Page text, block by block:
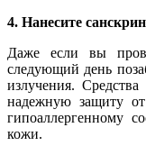
4. Нанесите санскрин
Даже если вы
следующий день
излучения.
надежную защиту от
гипоаллергенному
кожи.